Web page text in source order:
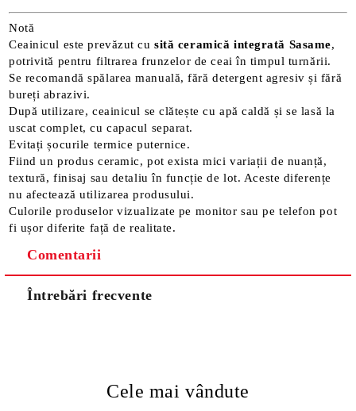
Notă
Ceainicul este prevăzut cusită ceramică integrată Sasame,
potrivită pentru filtrarea frunzelor de ceai în timpul turnării.
Se recomandă spălarea manuală, fără detergent agresiv și fără
bureți abrazivi.
După utilizare, ceainicul se clătește cu apă caldă și se lasă la
uscat complet, cu capacul separat.
Evitați șocurile termice puternice.
Fiind un produs ceramic, pot exista mici variații de nuanță,
textură, finisaj sau detaliu în funcție de lot. Aceste diferențe
nu afectează utilizarea produsului.
Culorile produselor vizualizate pe monitor sau pe telefon pot
fi ușor diferite față de realitate.
Comentarii
Întrebări frecvente
Cele mai vândute